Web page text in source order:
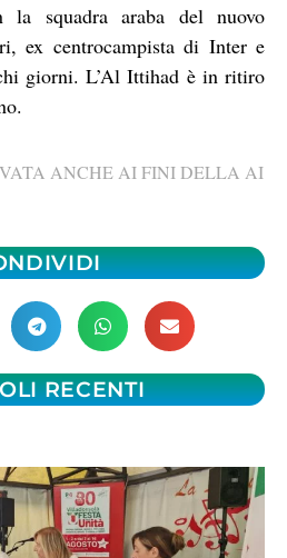
la squadra araba del nuovo
ex centrocampista di Inter e
giorni. L’Al Ittihad è in ritiro
ANCHE AI FINI DELLA AI
RECENTI